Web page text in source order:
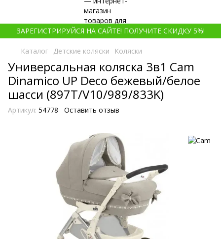
ЗАРЕГИСТРИРУЙСЯ НА САЙТЕ! ПОЛУЧИТЕ СКИДКУ 5%!
Каталог Детские коляски Коляски
Универсальная коляска 3в1 Cam
Dinamico UP Deco бежевый/белое
шасси (897T/V10/989/833K)
Артикул: 54778 Оставить отзыв